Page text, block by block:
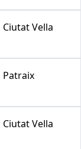
Ciutat Vella
Patraix
Ciutat Vella